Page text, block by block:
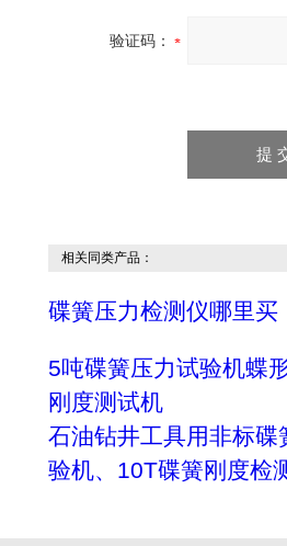
验证码：
相关同类产品：
碟簧压力检测仪哪里买
5吨碟簧压力试验机蝶
刚度测试机
石油钻井工具用非标碟
验机、10T碟簧刚度检